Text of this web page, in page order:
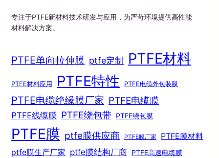
专注于PTFE新材料技术研发与应用，为严苛环境提供高性能
材料解决方案。
PTFE单向拉伸膜 ptfe定制 PTFE材料
PTFE材料应用 PTFE特性 PTFE电缆外包装膜
PTFE电缆绝缘膜厂家 PTFE电缆膜
PTFE线缆膜 PTFE绕包带 PTFE绕包膜
PTFE膜 ptfe膜供应商 PTFE膜厂家 PTFE膜材料
ptfe膜生产厂家 ptfe膜结构厂商 PTFE高速电缆膜